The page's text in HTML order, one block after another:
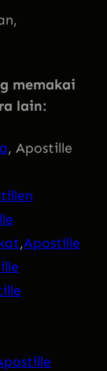
memakai
lain:
, Apostille
,Apostille